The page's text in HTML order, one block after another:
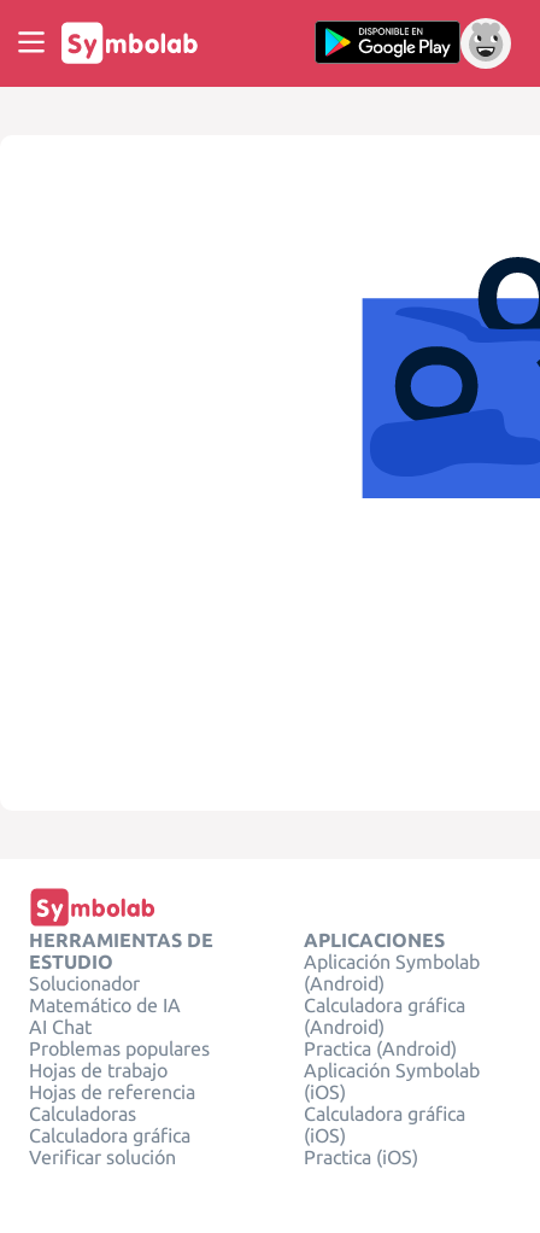
HERRAMIENTAS DE
ESTUDIO
Solucionador
Matemático de IA
AI Chat
Problemas populares
Hojas de trabajo
Hojas de referencia
Calculadoras
Calculadora gráfica
Verificar solución
APLICACIONES
Aplicación Symbolab
(Android)
Calculadora gráfica
(Android)
Practica (Android)
Aplicación Symbolab
(iOS)
Calculadora gráfica
(iOS)
Practica (iOS)